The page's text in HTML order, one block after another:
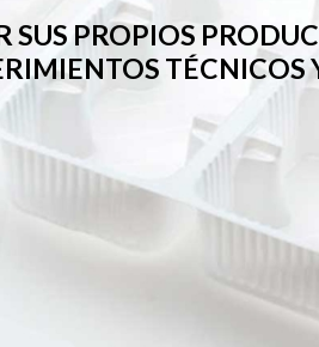
PROPIOS
TÉCNICOS